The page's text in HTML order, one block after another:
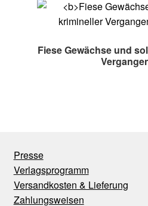
Autoren
Fiese Gewächse und
Presse
Verlagsprogramm
Versandkosten & Lieferung
Zahlungsweisen